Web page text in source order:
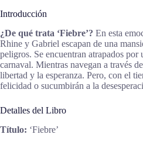
Introducción
¿De qué trata ‘Fiebre’? En esta
Rhine y Gabriel escapan de una
peligros. Se encuentran atrapados por
carnaval. Mientras navegan a través
libertad y la esperanza. Pero, con el
felicidad o sucumbirán a la
Detalles del Libro
Título: ‘Fiebre’